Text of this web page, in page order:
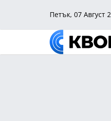
Петък, 07 Август